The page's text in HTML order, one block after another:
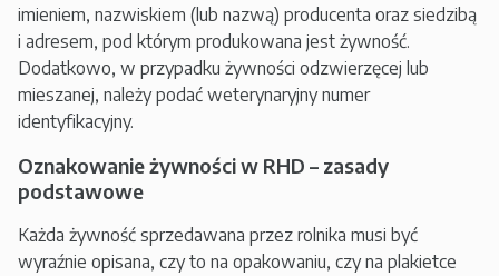
imieniem, nazwiskiem (lub nazwą) producenta oraz siedzibą
i adresem, pod którym produkowana jest żywność.
Dodatkowo, w przypadku żywności odzwierzęcej lub
mieszanej, należy podać weterynaryjny numer
identyfikacyjny.
Oznakowanie żywności w RHD – zasady
podstawowe
Każda żywność sprzedawana przez rolnika musi być
wyraźnie opisana, czy to na opakowaniu, czy na plakietce